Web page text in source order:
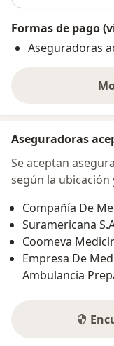
Formas de pago
Aseguradoras
Aseguradoras
Se aceptan
según la ubicación
Compañía De
Suramericana
Coomeva
Empresa De
Ambulancia